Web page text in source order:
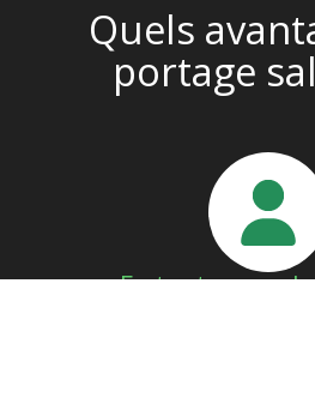
Quels
portage
En tant que